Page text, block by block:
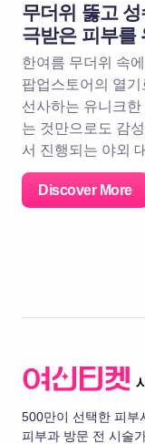
무더위 뚫고
극받은 피부를
한여름 무더위 속
팝업스토어의 열
선사하는 유니크
는 것만으로도 감
서 진행되는 야외
Discover More
500만이 선택한 피부
피부과 방문 전 시술